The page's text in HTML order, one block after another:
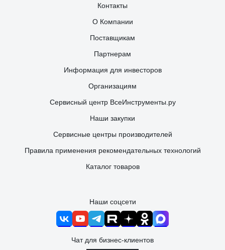
Контакты
О Компании
Поставщикам
Партнерам
Информация для инвесторов
Организациям
Сервисный центр ВсеИнструменты.ру
Наши закупки
Сервисные центры производителей
Правила применения рекомендательных технологий
Каталог товаров
Наши соцсети
Чат для бизнес-клиентов